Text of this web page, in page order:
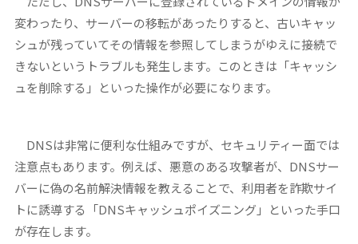
変わったり、サーバーの移転があったりすると、古いキャッ
シュが残っていてその情報を参照してしまうがゆえに接続で
きないというトラブルも発生します。このときは「キャッシ
ュを削除する」といった操作が必要になります。
DNSは非常に便利な仕組みですが、セキュリティー面では
注意点もあります。例えば、悪意のある攻撃者が、DNSサー
バーに偽の名前解決情報を教えることで、利用者を詐欺サイ
トに誘導する「DNSキャッシュポイズニング」といった手口
が存在します。